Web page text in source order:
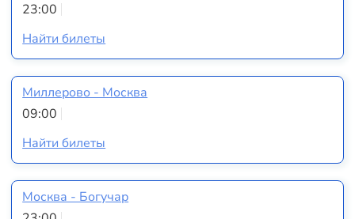
23:00
Найти билеты
Миллерово - Москва
09:00
Найти билеты
Москва - Богучар